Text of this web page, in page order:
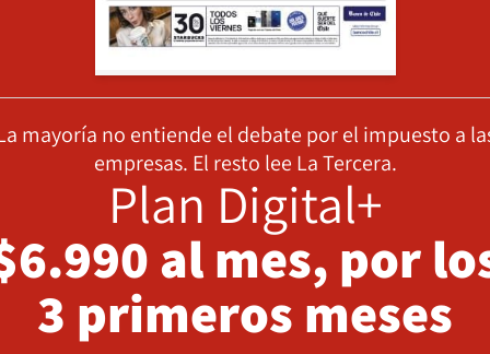
mayoría no entiende el debate por el impuesto a
empresas. El resto lee La Tercera.
Plan Digital+
al mes, por
3 primeros meses